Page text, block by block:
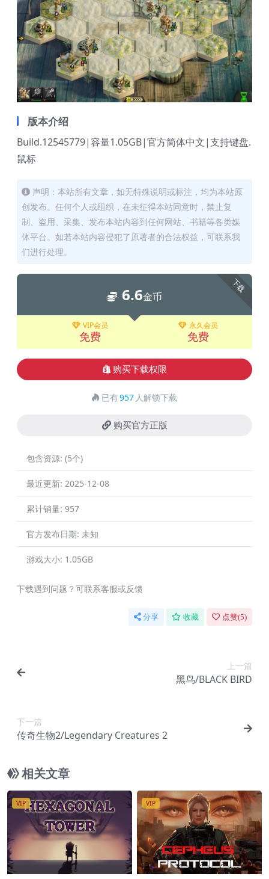
版本介绍
Build.12545779|容量1.05GB|官方简体中文|支持键盘.
鼠标
声明：本站所有文章，如无特殊说明或标注，均为本站原
创发布。任何个人或组织，在未征得本站同意时，禁止复
制、盗用、采集、发布本站内容到任何网站、书籍等各类媒
体平台。如若本站内容侵犯了原著者的合法权益，可联系我
们进行处理。
下载
6.6金币
VIP会员
免费
永久会员
免费
购买下载权限
已有957 人解锁下载
购买官方正版
包含资源: (5个)
最近更新: 2025-12-08
累计销量: 957
官方发布日期: 未知
游戏大小: 1.05GB
下载遇到问题？可联系客服或反馈
分享 收藏 点赞(5)
上一篇
黑鸟/BLACK BIRD
下一篇
传奇生物2/Legendary Creatures 2
相关文章
VIP VIP